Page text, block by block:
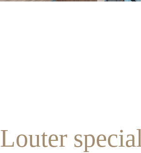
Louter